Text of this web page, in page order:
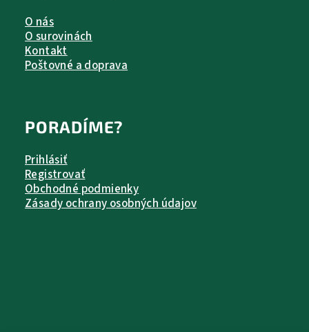
O nás
O surovinách
Kontakt
Poštovné a doprava
PORADÍME?
Prihlásiť
Registrovať
Obchodné podmienky
Zásady ochrany osobných údajov